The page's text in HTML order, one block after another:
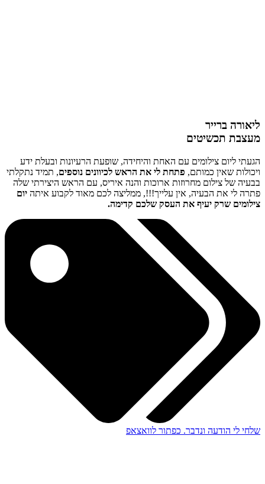
ליאורה ברייר
מעצבת תכשיטים
הגעתי ליום צילומים עם האחת והיחידה, שופעת הרעיונות ובעלת ידע
ויכולות שאין כמותם, פתחת לי את הראש לכיוונים נוספים, תמיד נתקלתי
בבעיה של צילום מחרוזות ארוכות והנה איריס, עם הראש היצירתי שלה
פתרה לי את הבעיה, אין עלייך!!!, ממליצה לכם מאוד לקבוע איתה יום
צילומים שרק יעיף את העסק שלכם קדימה.
שלחי לי הודעה ונדבר. כפתור לוואצאפ